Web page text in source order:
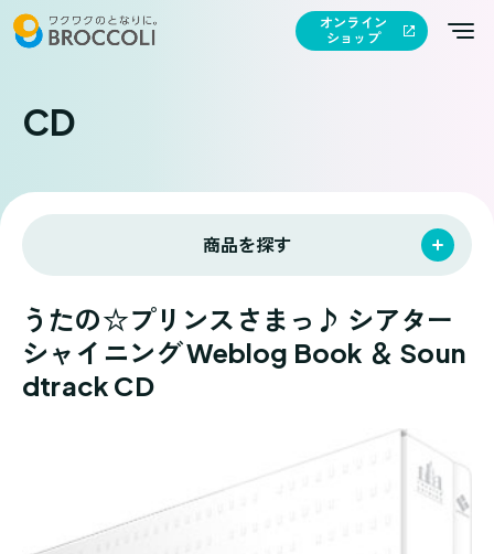
オンライン
ショップ
CD
商品を探す
うたの☆プリンスさまっ♪ シアター
シャイニング Weblog Book ＆ Soun
dtrack CD